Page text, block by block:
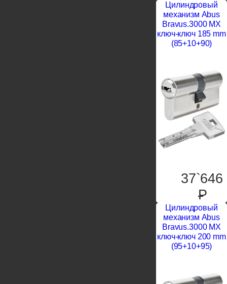
Цилиндровый
механизм Abus
Bravus.3000 MX
ключ-ключ 185 mm
(85+10+90)
37`646
P
Цилиндровый
механизм Abus
Bravus.3000 MX
ключ-ключ 200 mm
(95+10+95)